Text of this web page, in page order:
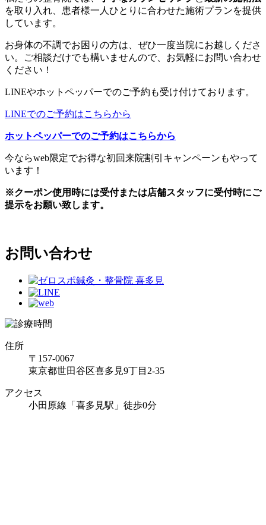
を取り入れ、患者様一人ひとりに合わせた施術プランを提供
しています。
お身体の不調でお困りの方は、ぜひ一度当院にお越しくださ
い。ご相談だけでも構いませんので、お気軽にお問い合わせ
ください！
LINEやホットペッパーでのご予約も受け付けております。
LINEでのご予約はこちらから
ホットペッパーでのご予約はこちらから
今ならweb限定でお得な初回来院割引キャンペーンもやって
います！
※クーポン使用時には受付または店舗スタッフに受付時にご
提示をお願い致します。
お問い合わせ
住所
〒157-0067
東京都世田谷区喜多見9丁目2-35
アクセス
小田原線「喜多見駅」徒歩0分